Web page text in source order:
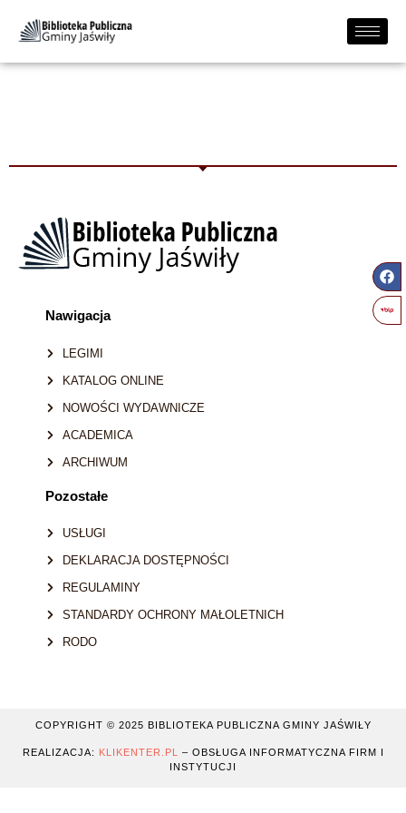
Nawigacja
LEGIMI
KATALOG ONLINE
NOWOŚCI WYDAWNICZE
ACADEMICA
ARCHIWUM
Pozostałe
USŁUGI
DEKLARACJA DOSTĘPNOŚCI
REGULAMINY
STANDARDY OCHRONY MAŁOLETNICH
RODO
COPYRIGHT © 2025 BIBLIOTEKA PUBLICZNA GMINY JAŚWIŁY
REALIZACJA: KLIKENTER.PL – OBSŁUGA INFORMATYCZNA FIRM I
INSTYTUCJI